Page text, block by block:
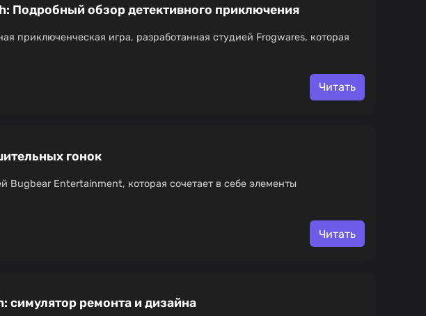
Подробный обзор детективного приключения
приключенческая игра, разработанная студией Frogwares, которая
Читать
гонок
Bugbear Entertainment, которая сочетает в себе элементы
Читать
ремонта и дизайна